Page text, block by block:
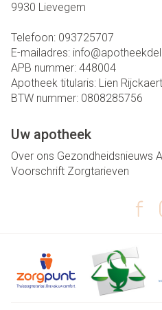
9930 Lievegem
Telefoon: 093725707
E-mailadres: info@
APB nummer: 448004
Apotheek titularis: Lien Rijckaert
BTW nummer: 0808285756
Uw apotheek
Over ons Gezondheidsnieuws
Voorschrift Zorgtarieven